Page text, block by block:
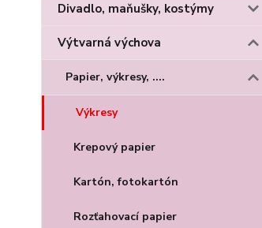
Divadlo, maňušky, kostýmy
Výtvarná výchova
Papier, výkresy, ....
Výkresy
Krepový papier
Kartón, fotokartón
Rozťahovací papier